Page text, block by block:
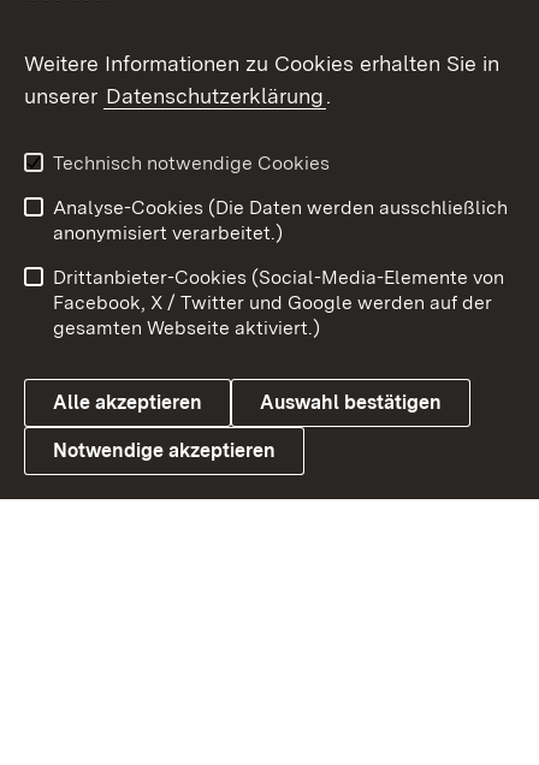
X / Twitter
Youtube
Link zum Landesportal
Impressum
Kontakt
Barrierefreiheit
Datenschutz
Cookies
Weitere Informationen zu Cookies erhalten Sie in
unserer Datenschutzerklärung.
Technisch notwendige Cookies
Analyse-Cookies (Die Daten werden ausschließlich
anonymisiert verarbeitet.)
Drittanbieter-Cookies (Social-Media-Elemente von
Facebook, X / Twitter und Google werden auf der
gesamten Webseite aktiviert.)
Alle akzeptieren Auswahl bestätigen
Notwendige akzeptieren